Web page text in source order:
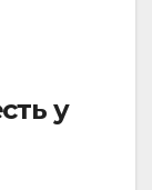
у